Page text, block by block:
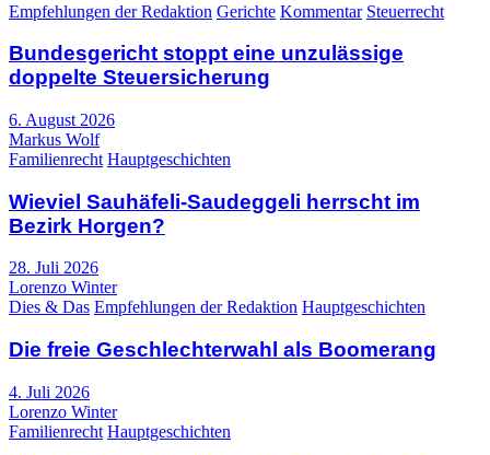
Empfehlungen der Redaktion Gerichte Kommentar Steuerrecht
Bundesgericht stoppt eine unzulässige
doppelte Steuersicherung
6. August 2026
Markus Wolf
Familienrecht Hauptgeschichten
Wieviel Sauhäfeli-Saudeggeli herrscht im
Bezirk Horgen?
28. Juli 2026
Lorenzo Winter
Dies & Das Empfehlungen der Redaktion Hauptgeschichten
Die freie Geschlechterwahl als Boomerang
4. Juli 2026
Lorenzo Winter
Familienrecht Hauptgeschichten